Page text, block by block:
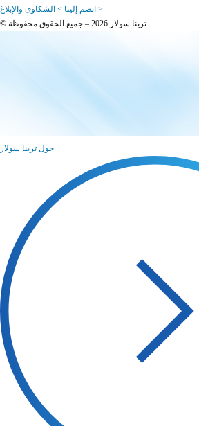
انضم إلينا > الشكاوى والإبلاغ >
© ترينا سولار 2026 – جميع الحقوق محفوظة
حول ترينا سولار